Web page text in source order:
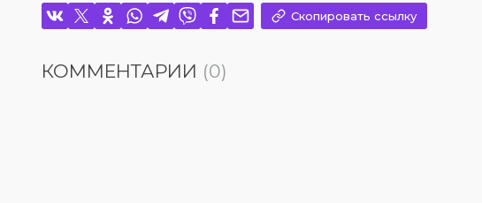
Скопировать ссылку
КОММЕНТАРИИ (0)